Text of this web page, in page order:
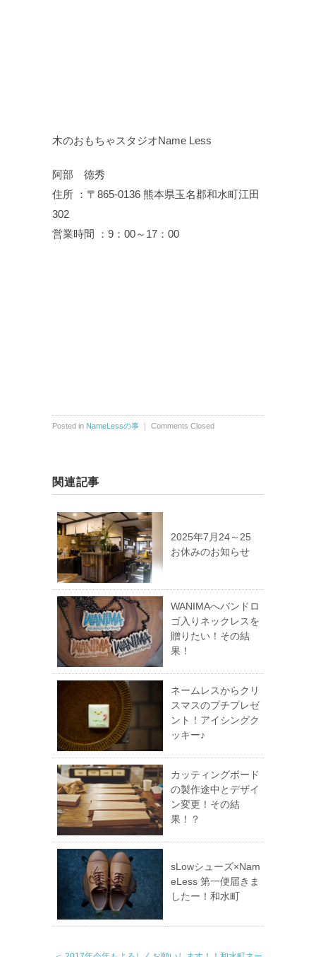
木のおもちゃスタジオName Less
阿部 徳秀
住所 ：〒865-0136 熊本県玉名郡和水町江田
302
営業時間 ：9：00～17：00
Posted in NameLessの事 Comments Closed
関連記事
2025年7月24～25
お休みのお知らせ
WANIMAへバンドロ
ゴ入りネックレスを
贈りたい！その結
果！
ネームレスからクリ
スマスのプチプレゼ
ント！アイシングク
ッキー♪
カッティングボード
の製作途中とデザイ
ン変更！その結
果！？
sLowシューズ×Nam
eLess 第一便届きま
したー！和水町